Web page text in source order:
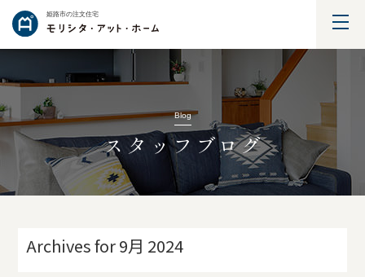
姫路市の注文住宅
Blog
スタッフブログ
Archives for 9月 2024